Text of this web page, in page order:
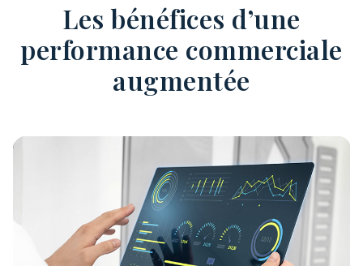
Les bénéfices d’une
performance commerciale
augmentée